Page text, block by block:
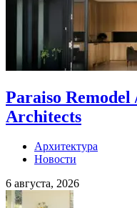
Paraiso Remodel
Architects
Архитектура
Новости
6 августа, 2026